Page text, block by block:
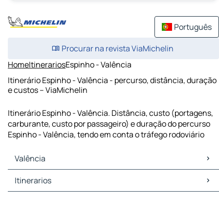
Português
Procurar na revista ViaMichelin
HomeItinerariosEspinho - Valência
Itinerário Espinho - Valência - percurso, distância, duração
e custos – ViaMichelin
Itinerário Espinho - Valência. Distância, custo (portagens,
carburante, custo por passageiro) e duração do percurso
Espinho - Valência, tendo em conta o tráfego rodoviário
Valência
Valência Mapas Plantas
Valência Trafego
Itinerarios